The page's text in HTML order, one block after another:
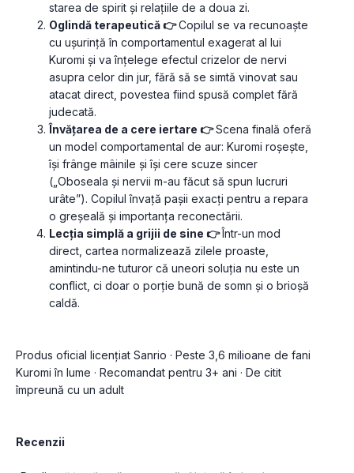
starea de spirit și relațiile de a doua zi.
Oglindă terapeutică 👉 Copilul se va recunoaște
cu ușurință în comportamentul exagerat al lui
Kuromi și va înțelege efectul crizelor de nervi
asupra celor din jur, fără să se simtă vinovat sau
atacat direct, povestea fiind spusă complet fără
judecată.
Învățarea de a cere iertare 👉 Scena finală oferă
un model comportamental de aur: Kuromi roșește,
își frânge mâinile și își cere scuze sincer
(„Oboseala și nervii m-au făcut să spun lucruri
urâte”). Copilul învață pașii exacți pentru a repara
o greșeală și importanța reconectării.
Lecția simplă a grijii de sine 👉 Într-un mod
direct, cartea normalizează zilele proaste,
amintindu-ne tuturor că uneori soluția nu este un
conflict, ci doar o porție bună de somn și o brioșă
caldă.
Produs oficial licențiat Sanrio · Peste 3,6 milioane de fani
Kuromi în lume · Recomandat pentru 3+ ani · De citit
împreună cu un adult
Recenzii